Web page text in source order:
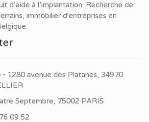
d’aide à l’implantation. Recherche de
immobilier d'entreprises en
- 1280 avenue des Platanes, 34970
Septembre, 75002 PARIS
09 52